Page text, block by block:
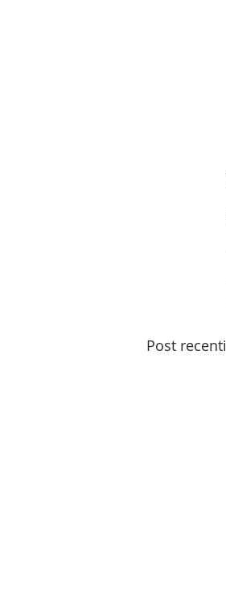
Post recenti